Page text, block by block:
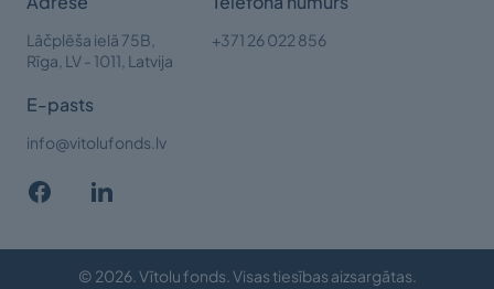
Lāčplēša ielā 75B,
Rīga, LV - 1011, Latvija
+371 26 022 856
E-pasts
info@vitolufonds.lv
© 2026. Vītolu fonds. Visas tiesības aizsargātas.